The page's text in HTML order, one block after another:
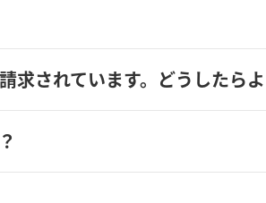
求されています。どうしたら